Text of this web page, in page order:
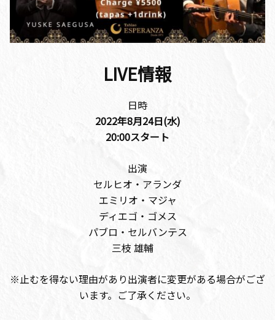
LIVE情報
日時
2022年8月24日(水)
20:00スタート
出演
セルヒオ・アランダ
エミリオ・マジャ
ディエゴ・ゴメス
パブロ・セルバンテス
三枝 雄輔
※止むを得ない理由があり出演者に変更がある場合がござ
います。ご了承ください。